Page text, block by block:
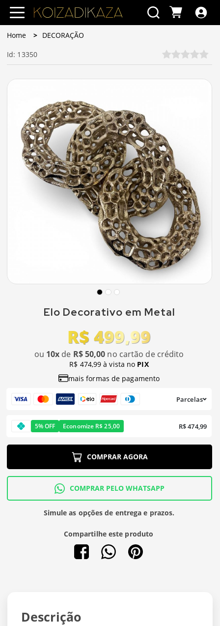
Home DECORAÇÃO
Id: 13350
Elo Decorativo em Metal
R$ 499,99
ou 10x de R$ 50,00 no cartão de crédito
R$ 474,99 à vista no PIX
mais formas de pagamento
Parcelas
5% OFF Economize R$ 25,00 R$ 474,99
COMPRAR AGORA
COMPRAR PELO WHATSAPP
Simule as opções de entrega e prazos.
Compartilhe este produto
Descrição